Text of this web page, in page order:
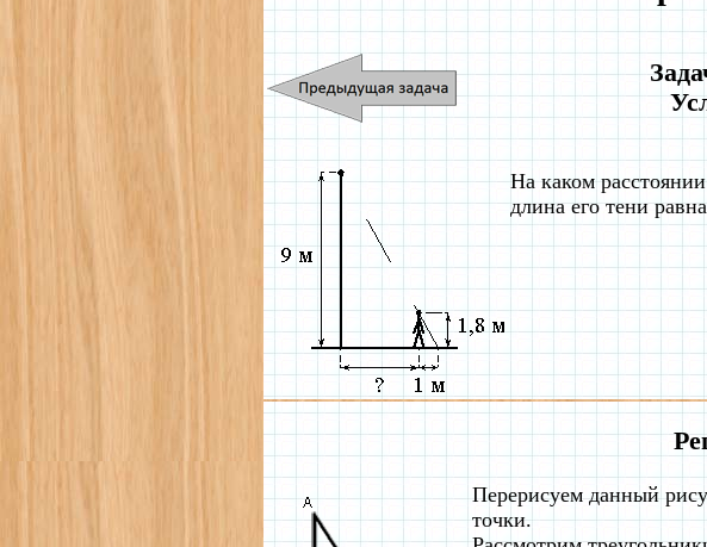
На каком
длина его тени
Перерисуем данный
точки.